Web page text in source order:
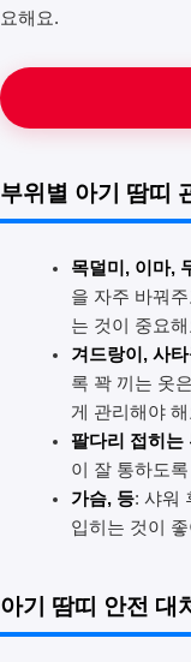
요해요.
부위별 아기 땀띠
목덜미, 이마,
을 자주 바꿔
는 것이 중요해
겨드랑이, 사타
록 꽉 끼는 옷
게 관리해야 해
팔다리 접히는
이 잘 통하도
가슴, 등: 샤워
입히는 것이
아기 땀띠 안전 대